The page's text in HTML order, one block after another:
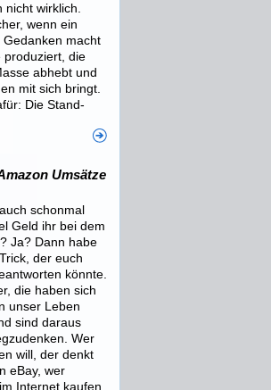
wirklich.
wenn ein
Gedanken macht
produziert, die
abhebt und
mit sich bringt.
Die Stand-
Umsätze
schonmal
Geld ihr bei dem
Ja? Dann habe
der euch
könnte.
die haben sich
unser Leben
sind daraus
Wer
will, der denkt
eBay, wer
Internet kaufen